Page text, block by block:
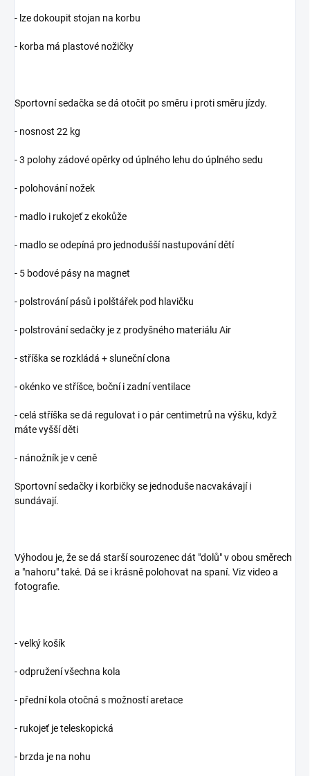
- lze dokoupit stojan na korbu
- korba má plastové nožičky
Sportovní sedačka se dá otočit po směru i proti směru jízdy.
- nosnost 22 kg
- 3 polohy zádové opěrky od úplného lehu do úplného sedu
- polohování nožek
- madlo i rukojeť z ekokůže
- madlo se odepíná pro jednodušší nastupování dětí
- 5 bodové pásy na magnet
- polstrování pásů i polštářek pod hlavičku
- polstrování sedačky je z prodyšného materiálu Air
- stříška se rozkládá + sluneční clona
- okénko ve stříšce, boční i zadní ventilace
- celá stříška se dá regulovat i o pár centimetrů na výšku, když
máte vyšší děti
- nánožník je v ceně
Sportovní sedačky i korbičky se jednoduše nacvakávají i
sundávají.
Výhodou je, že se dá starší sourozenec dát "dolů" v obou směrech
a "nahoru" také. Dá se i krásně polohovat na spaní. Viz video a
fotografie.
- velký košík
- odpružení všechna kola
- přední kola otočná s možností aretace
- rukojeť je teleskopická
- brzda je na nohu